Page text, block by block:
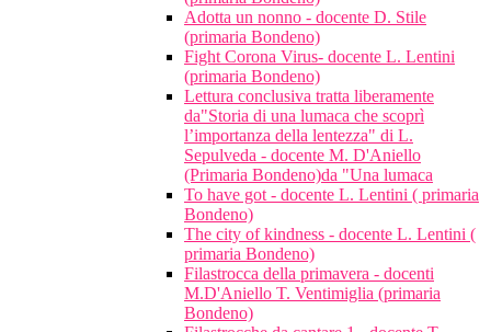
Adotta un nonno - docente D. Stile
(primaria Bondeno)
Fight Corona Virus- docente L. Lentini
(primaria Bondeno)
Lettura conclusiva tratta liberamente
da"Storia di una lumaca che scoprì
l’importanza della lentezza" di L.
Sepulveda - docente M. D'Aniello
(Primaria Bondeno)da "Una lumaca
To have got - docente L. Lentini ( primaria
Bondeno)
The city of kindness - docente L. Lentini (
primaria Bondeno)
Filastrocca della primavera - docenti
M.D'Aniello T. Ventimiglia (primaria
Bondeno)